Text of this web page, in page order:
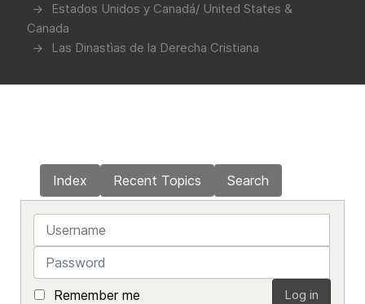
Estados Unidos y Canadá/ United States &
Canada
Las Dinastìas de la Derecha Cristiana
Index Recent Topics Search
Username
Password
Remember me Log in